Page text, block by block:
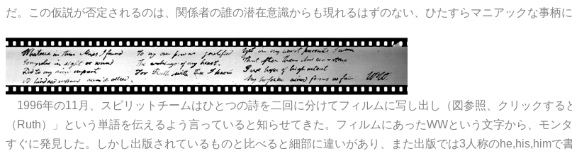
だ。この仮説が否定されるのは、関係者の誰の潜在意識からも現れるはずのない、ひたすらマニアックな事柄
1996年の11月、スピリットチームはひとつの詩を二回に分けてフィルムに写し出し（図参照、クリックす
（Ruth）」という単語を伝えるよう言っていると知らせてきた。フィルムにあったWWという文字から、モ
すぐに発見した。しかし出版されているものと比べると細部に違いがあり、また出版では3人称のhe,his,himで